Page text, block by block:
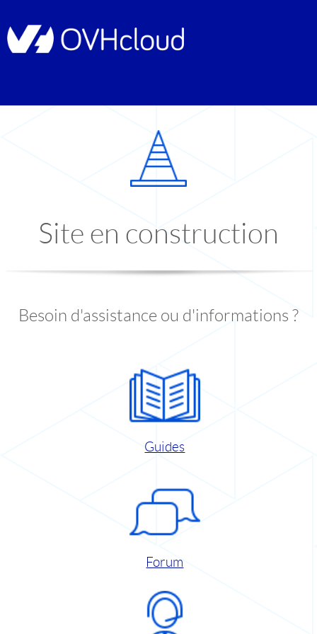
Site en construction
Besoin d'assistance ou d'informations ?
Guides
Forum